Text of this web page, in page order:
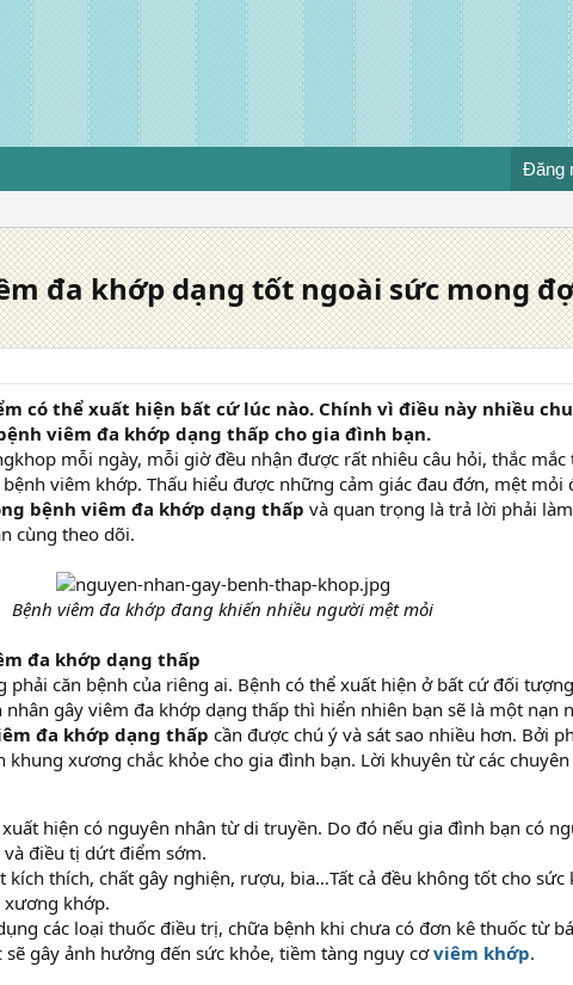
Đăng
đa khớp dạng tốt ngoài sức mong
có thể xuất hiện bất cứ lúc nào. Chính vì điều này nhiều
viêm đa khớp dạng thấp cho gia đình bạn.
mỗi ngày, mỗi giờ đều nhận được rất nhiêu câu hỏi, thắc mắc
viêm khớp. Thấu hiểu được những cảm giác đau đớn, mệt mỏi
bệnh viêm đa khớp dạng thấp và quan trọng là trả lời phải
cùng theo dõi.
Bệnh viêm đa khớp đang khiến nhiều người mệt mỏi
đa khớp dạng thấp
phải căn bệnh của riêng ai. Bệnh có thể xuất hiện ở bất cứ đối
gây viêm đa khớp dạng thấp thì hiển nhiên bạn sẽ là một nạn
đa khớp dạng thấp cần được chú ý và sát sao nhiều hơn. Bởi
xương chắc khỏe cho gia đình bạn. Lời khuyên từ các chuyên
hiện có nguyên nhân từ di truyền. Do đó nếu gia đình bạn có
điều tị dứt điểm sớm.
kích thích, chất gây nghiện, rượu, bia…Tất cả đều không tốt cho sức
xương khớp.
các loại thuốc điều trị, chữa bệnh khi chưa có đơn kê thuốc từ
gây ảnh hưởng đến sức khỏe, tiềm tàng nguy cơviêm khớp.